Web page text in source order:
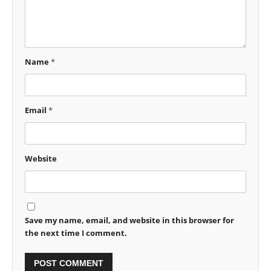
Name*
Email *
Website
Save my name, email, and website in this browser for
the next time I comment.